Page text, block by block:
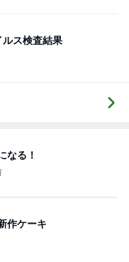
ルス検査結果
なる！
作ケーキ